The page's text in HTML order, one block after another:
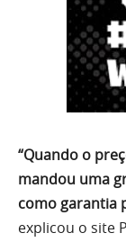
“Quando o
mandou uma
como garantia
explicou o site